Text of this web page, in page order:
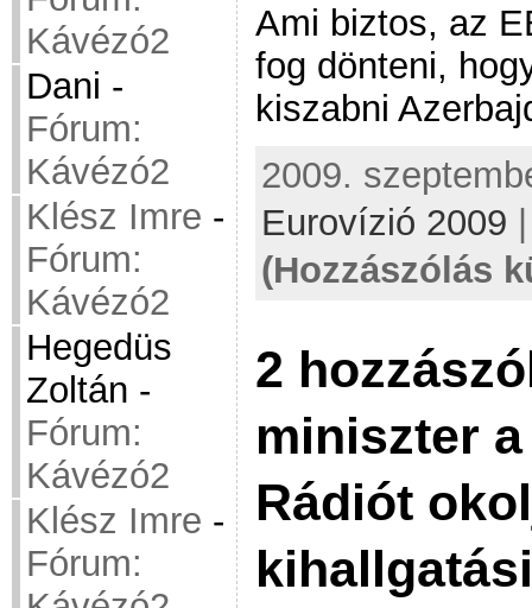
Kávézó2
Dani -
Fórum:
Kávézó2
Klész Imre -
Fórum:
Kávézó2
Hegedüs
Zoltán -
Fórum:
Kávézó2
Klész Imre -
Fórum:
Ami biztos, az
fog dönteni,
kiszabni
2009.
Eurovízió 2009
(Hozzászólás
2
miniszter
Rádiót